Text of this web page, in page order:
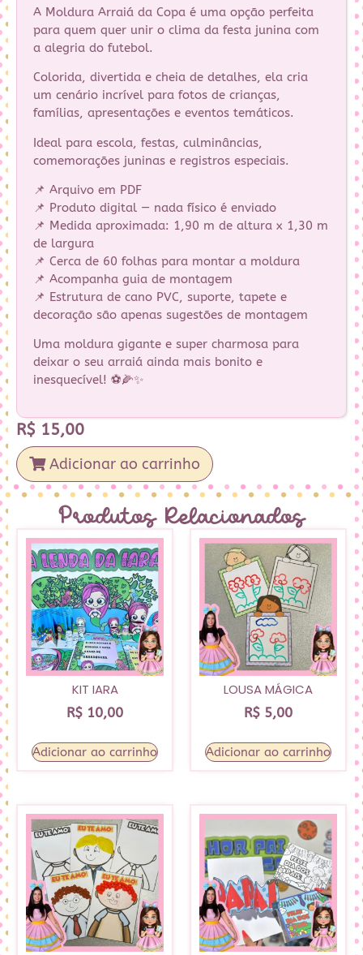
A Moldura Arraiá da Copa é uma opção perfeita
para quem quer unir o clima da festa junina com
a alegria do futebol.
Colorida, divertida e cheia de detalhes, ela cria
um cenário incrível para fotos de crianças,
famílias, apresentações e eventos temáticos.
Ideal para escola, festas, culminâncias,
comemorações juninas e registros especiais.
📌 Arquivo em PDF
📌 Produto digital — nada físico é enviado
📌 Medida aproximada: 1,90 m de altura x 1,30 m
de largura
📌 Cerca de 60 folhas para montar a moldura
📌 Acompanha guia de montagem
📌 Estrutura de cano PVC, suporte, tapete e
decoração são apenas sugestões de montagem
Uma moldura gigante e super charmosa para
deixar o seu arraiá ainda mais bonito e
inesquecível! ⚽🌽✨
R$ 15,00
Adicionar ao carrinho
Produtos Relacionados
KIT IARA
R$ 10,00
Adicionar ao carrinho
LOUSA MÁGICA
R$ 5,00
Adicionar ao carrinho